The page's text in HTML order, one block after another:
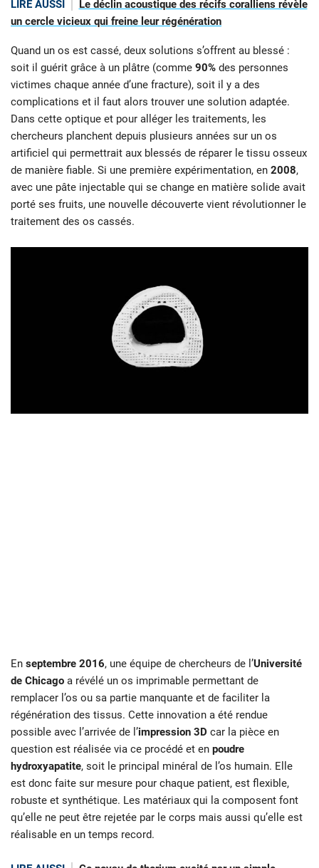
LIRE AUSSI
Le déclin acoustique des récifs coralliens révèle
un cercle vicieux qui freine leur régénération
Quand un os est cassé, deux solutions s’offrent au blessé :
soit il guérit grâce à un plâtre (comme 90% des personnes
victimes chaque année d’une fracture), soit il y a des
complications et il faut alors trouver une solution adaptée.
Dans cette optique et pour alléger les traitements, les
chercheurs planchent depuis plusieurs années sur un os
artificiel qui permettrait aux blessés de réparer le tissu osseux
de manière fiable. Si une première expérimentation, en 2008,
avec une pâte injectable qui se change en matière solide avait
porté ses fruits, une nouvelle découverte vient révolutionner le
traitement des os cassés.
En septembre 2016, une équipe de chercheurs de l’Université
de Chicago a révélé un os imprimable permettant de
remplacer l’os ou sa partie manquante et de faciliter la
régénération des tissus. Cette innovation a été rendue
possible avec l’arrivée de l’impression 3D car la pièce en
question est réalisée via ce procédé et en poudre
hydroxyapatite, soit le principal minéral de l’os humain. Elle
est donc faite sur mesure pour chaque patient, est flexible,
robuste et synthétique. Les matériaux qui la composent font
qu’elle ne peut être rejetée par le corps mais aussi qu’elle est
réalisable en un temps record.